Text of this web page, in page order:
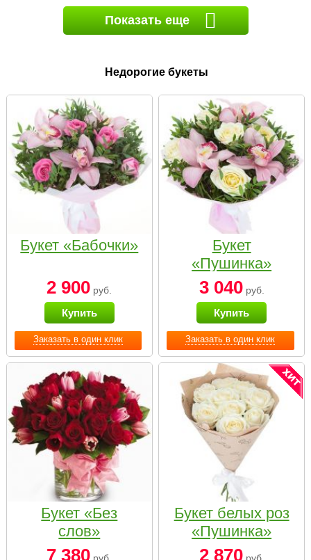
Показать еще
Недорогие букеты
Заказать в один клик
Букет «Бабочки»
2 900 руб.
Купить
Заказать в один клик
Букет
«Пушинка»
3 040руб.
Купить
Букет «Без
слов»
7 380
Букет белых роз
«Пушинка»
2 870